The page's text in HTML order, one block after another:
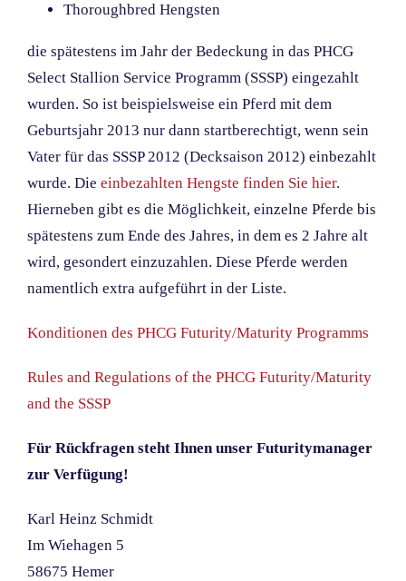
Thoroughbred Hengsten
die spätestens im Jahr der Bedeckung in das PHCG
Select Stallion Service Programm (SSSP) eingezahlt
wurden. So ist beispielsweise ein Pferd mit dem
Geburtsjahr 2013 nur dann startberechtigt, wenn sein
Vater für das SSSP 2012 (Decksaison 2012) einbezahlt
wurde. Die einbezahlten Hengste finden Sie hier.
Hierneben gibt es die Möglichkeit, einzelne Pferde bis
spätestens zum Ende des Jahres, in dem es 2 Jahre alt
wird, gesondert einzuzahlen. Diese Pferde werden
namentlich extra aufgeführt in der Liste.
Konditionen des PHCG Futurity/Maturity Programms
Rules and Regulations of the PHCG Futurity/Maturity
and the SSSP
Für Rückfragen steht Ihnen unser Futuritymanager
zur Verfügung!
Karl Heinz Schmidt
Im Wiehagen 5
58675 Hemer